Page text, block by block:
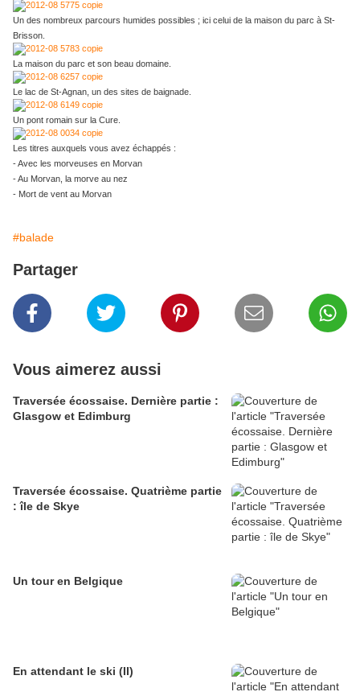
Un des nombreux parcours humides possibles ; ici celui de la maison du parc à St-
Brisson.
La maison du parc et son beau domaine.
Le lac de St-Agnan, un des sites de baignade.
Un pont romain sur la Cure.
Les titres auxquels vous avez échappés :
- Avec les morveuses en Morvan
- Au Morvan, la morve au nez
- Mort de vent au Morvan
#balade
Partager
Vous aimerez aussi
Traversée écossaise. Dernière partie :
Glasgow et Edimburg
Traversée écossaise. Quatrième partie
: île de Skye
Un tour en Belgique
En attendant le ski (II)